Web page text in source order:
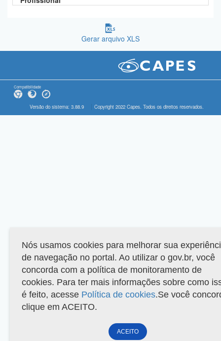
Gerar arquivo XLS
Compatibilidade
Versão do sistema: 3.88.9 Copyright 2022 Capes. Todos os direitos reservados.
Nós usamos cookies para melhorar sua
de navegação no portal. Ao utilizar o gov.br, você
concorda com a política de monitoramento de
cookies. Para ter mais informações sobre como
é feito, acesse Política de cookies.Se você
clique em ACEITO.
ACEITO